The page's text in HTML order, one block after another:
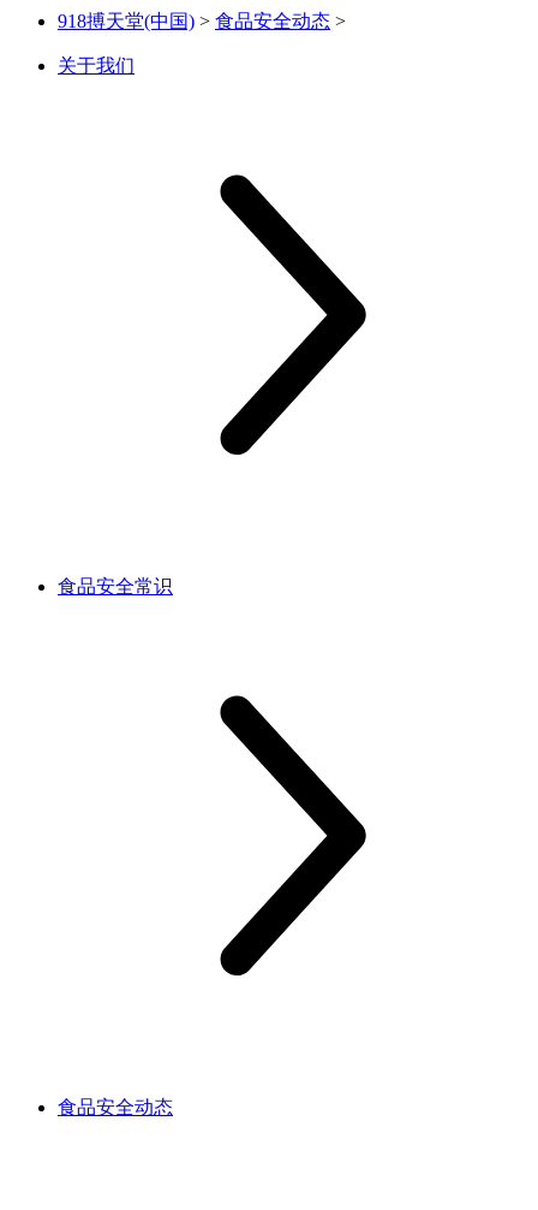
918搏天堂(中国) > 食品安全动态 >
关于我们
食品安全常识
食品安全动态